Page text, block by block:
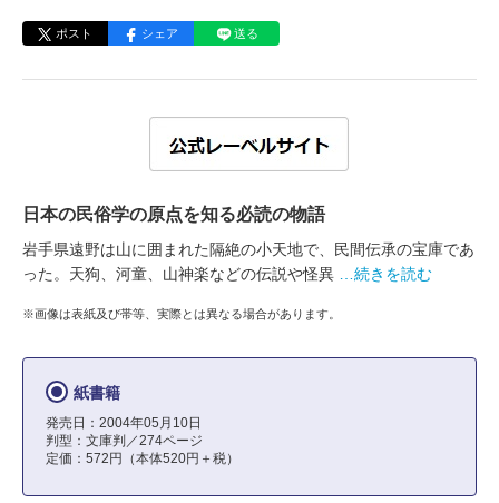
ポスト シェア 送る
日本の民俗学の原点を知る必読の物語
岩手県遠野は山に囲まれた隔絶の小天地で、民間伝承の宝庫であ
った。天狗、河童、山神楽などの伝説や怪異
…続きを読む
※画像は表紙及び帯等、実際とは異なる場合があります。
紙書籍
発売日：2004年05月10日
判型：文庫判／274ページ
定価：572円（本体520円＋税）